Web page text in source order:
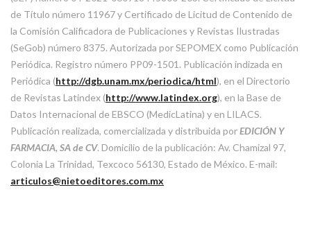
de Título número 11967 y Certificado de Licitud de Contenido de
la Comisión Calificadora de Publicaciones y Revistas Ilustradas
(SeGob) número 8375. Autorizada por SEPOMEX como Publicación
Periódica. Registro número PP09-1501. Publicación indizada en
Periódica (http://dgb.unam.mx/periodica/html), en el Directorio
de Revistas Latindex (http://www.latindex.org), en la Base de
Datos Internacional de EBSCO (MedicLatina) y en LILACS.
Publicación realizada, comercializada y distribuida porEDICIÓN Y
FARMACIA, SA de CV. Domicilio de la publicación: Av. Chamizal 97,
Colonia La Trinidad, Texcoco 56130, Estado de México. E-mail:
articulos@nietoeditores.com.mx